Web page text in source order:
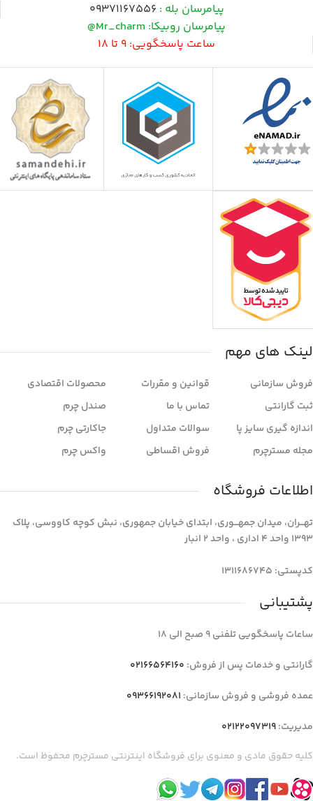
پیامرسان بله : 09371167556
پیامرسان روبیکا: Mr_charm@
ساعت پاسخگویی: 9 تا 18
لینک های مهم
فروش سازمانی
ثبت گارانتی
اندازه گیری سایز پا
مجله مسترچرم
قوانین و مقررات
تماس با ما
سوالات متداول
فروش اقساطی
محصولات اقتصادی
صندل چرم
جاکارتی چرم
واکس چرم
اطلاعات فروشگاه
تهـــران، میدان جمهـــوری، ابتدای خیابان جمهوری، نبش کوچه کاووسی، پلاک
1393 واحد 4 اداری ، واحد 2 انبار
کدپستی: 1311686745
پشتیبانی
ساعات پاسخگویی تلفنی 9 صبح الی 18
گارانتی و خدمات پس از فروش: 02166564160
عمده فروشی و فروش سازمانی: 09366192081
مدیریت:02122097319
کلیه حقوق مادی و معنوی برای فروشگاه اینترنتی مسترچرم محفوظ است.